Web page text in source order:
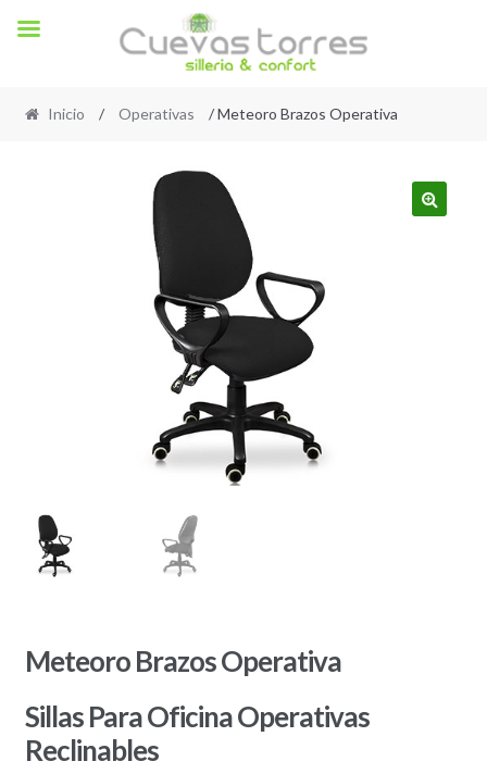
Inicio / Operativas / Meteoro Brazos Operativa
Meteoro Brazos Operativa
Sillas Para Oficina Operativas
Reclinables